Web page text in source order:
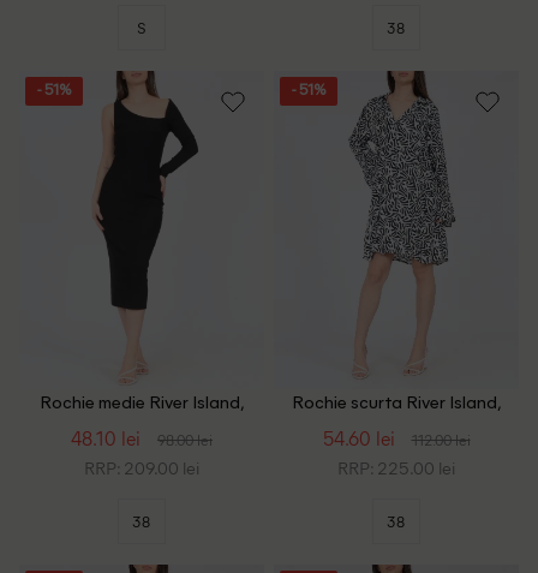
S 38
- 51%
Rochie medie River Island,
48.10 lei 98.00 lei
RRP: 209.00 lei
38
- 51%
Rochie scurta River Island,
54.60 lei 112.00 lei
RRP: 225.00 lei
38